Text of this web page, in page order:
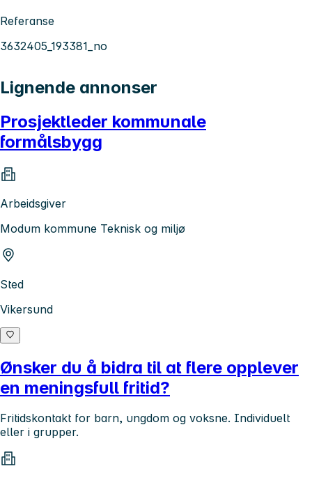
Referanse
3632405_193381_no
Lignende annonser
Prosjektleder kommunale
formålsbygg
Arbeidsgiver
Modum kommune Teknisk og miljø
Sted
Vikersund
Ønsker du å bidra til at flere opplever
en meningsfull fritid?
Fritidskontakt for barn, ungdom og voksne. Individuelt
eller i grupper.